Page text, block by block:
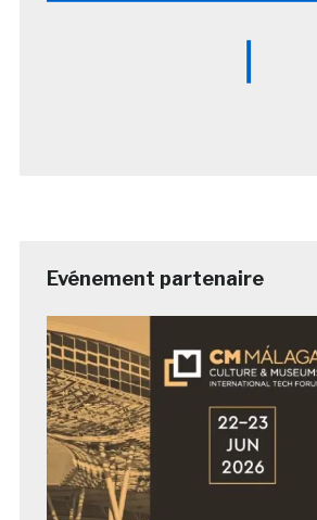
Evénement partenaire